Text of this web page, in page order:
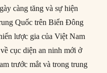
càng tăng và sự hiện
Quốc trên Biển Đông
lược gia của Việt Nam
cục diện an ninh mới ở
trước mắt và trong trung